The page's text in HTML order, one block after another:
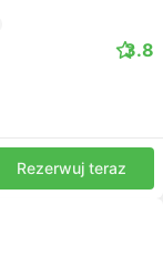
3.8
Rezerwuj teraz